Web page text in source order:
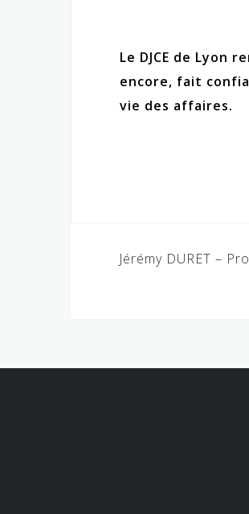
Le DJCE de
encore, fait
vie des affaires.
Navigation
Jérémy DURET –